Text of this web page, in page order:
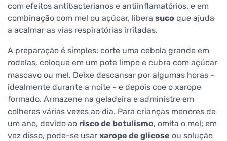
com efeitos antibacterianos e antiinflamatórios, e em
combinação com mel ou açúcar, libera suco que ajuda
a acalmar as vias respiratórias irritadas.
A preparação é simples: corte uma cebola grande em
rodelas, coloque em um pote limpo e cubra com açúcar
mascavo ou mel. Deixe descansar por algumas horas -
idealmente durante a noite - e depois coe o xarope
formado. Armazene na geladeira e administre em
colheres várias vezes ao dia. Para crianças menores de
um ano, devido ao risco de botulismo, omita o mel; em
vez disso, pode-se usar xarope de glicose ou solução